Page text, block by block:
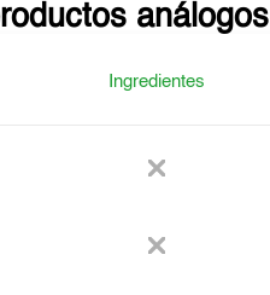
análogos
Ingredientes